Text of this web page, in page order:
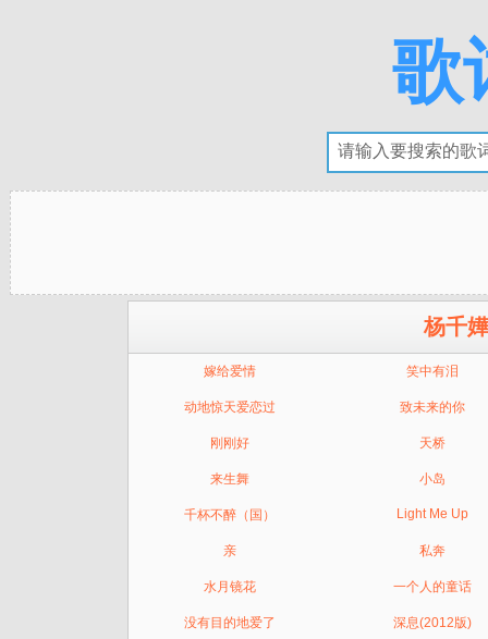
歌
杨千
嫁给爱情 笑中有泪
动地惊天爱恋过 致未来的你
刚刚好 天桥
来生舞 小岛
千杯不醉（国） Light Me Up
亲 私奔
水月镜花 一个人的童话
没有目的地爱了 深息(2012版)